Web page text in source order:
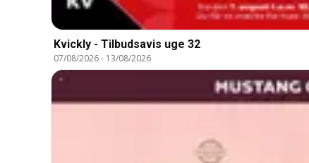
Kvickly - Tilbudsavis uge 32
07/08/2026- 13/08/2026